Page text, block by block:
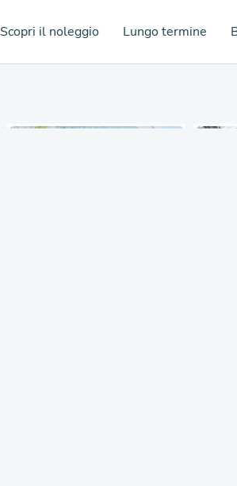
Scopri il noleggio Lungo termine